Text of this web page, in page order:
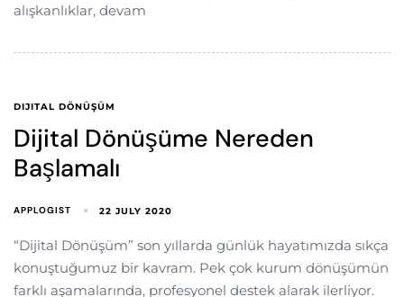
alışkanlıklar, devam
DIJITAL DÖNÜŞÜM
Dijital Dönüşüme Nereden
Başlamalı
APPLOGIST 22 JULY 2020
“Dijital Dönüşüm” son yıllarda günlük hayatımızda sıkça
konuştuğumuz bir kavram. Pek çok kurum dönüşümün
farklı aşamalarında, profesyonel destek alarak ilerliyor.